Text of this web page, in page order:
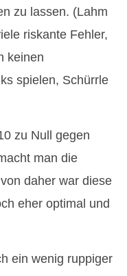
zu lassen. (Lahm
riskante Fehler,
keinen
spielen, Schürrle
zu Null gegen
man die
daher war diese
eher optimal und
ein wenig ruppiger